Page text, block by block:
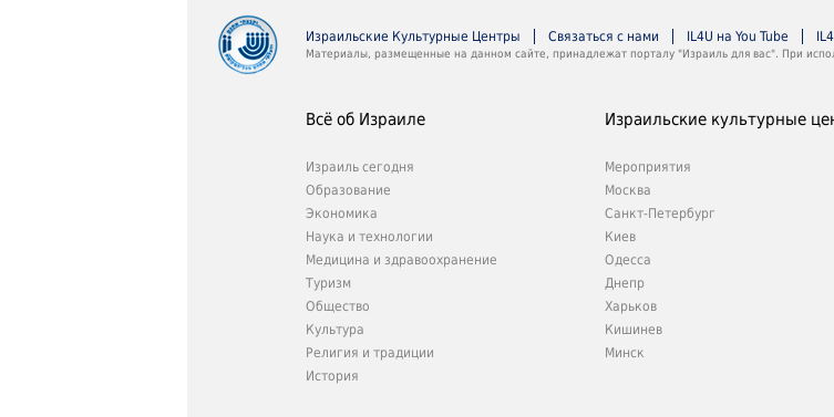
Израильские Культурные Центры Связаться с нами IL4U на You Tube
Материалы, размещенные на данном сайте, принадлежат порталу "Израиль для вас". При
Всё об Израиле
Израиль сегодня
Образование
Экономика
Наука и технологии
Медицина и здравоохранение
Туризм
Общество
Культура
Религия и традиции
История
Израильские культурные
Мероприятия
Москва
Санкт-Петербург
Киев
Одесса
Днепр
Харьков
Кишинев
Минск